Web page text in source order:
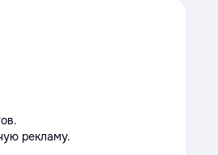
рекламу.